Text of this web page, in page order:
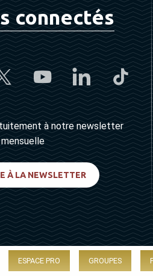
connectés
à notre newsletter
mensuelle
À LA NEWSLETTER
ESPACE PRO GROUPES